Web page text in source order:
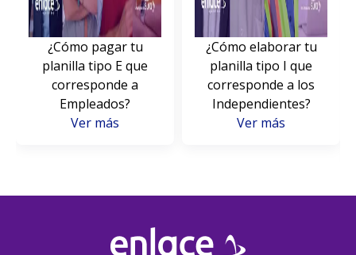
¿Cómo pagar tu
planilla tipo E que
corresponde a
Empleados?
Ver más
¿Cómo elaborar tu
planilla tipo I que
corresponde a los
Independientes?
Ver más